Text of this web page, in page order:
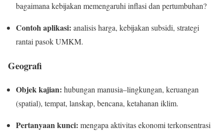
bagaimana kebijakan memengaruhi inflasi dan pertumbuhan?
Contoh aplikasi: analisis harga, kebijakan subsidi, strategi
rantai pasok UMKM.
Geografi
Objek kajian: hubungan manusia–lingkungan, keruangan
(spatial), tempat, lanskap, bencana, ketahanan iklim.
Pertanyaan kunci: mengapa aktivitas ekonomi terkonsentrasi